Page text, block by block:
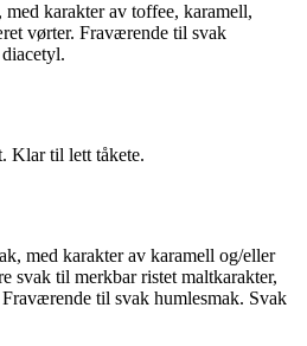
karakter av toffee, karamell,
vørter. Fraværende til svak
Klar til lett tåkete.
med karakter av karamell og/eller
svak til merkbar ristet maltkarakter,
til svak humlesmak. Svak